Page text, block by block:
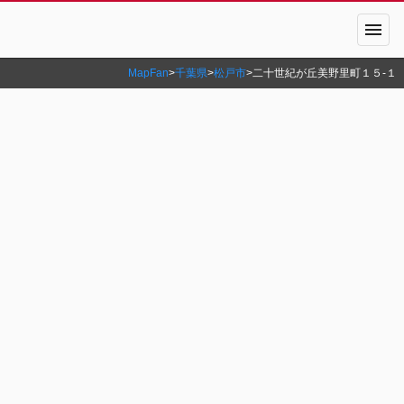
menu
MapFan>千葉県>松戸市>二十世紀が丘美野里町１５‐１